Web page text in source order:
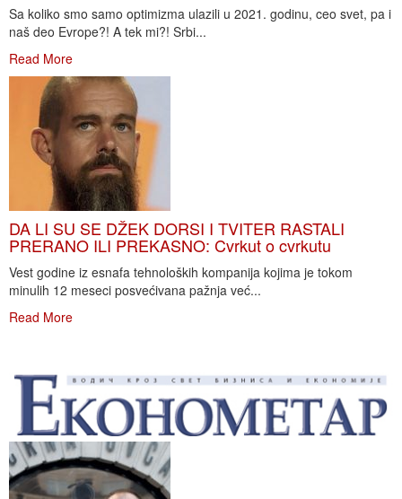
Sa koliko smo samo optimizma ulazili u 2021. godinu, ceo svet, pa i
naš deo Evrope?! A tek mi?! Srbi...
Read More
DA LI SU SE DŽEK DORSI I TVITER RASTALI
PRERANO ILI PREKASNO: Cvrkut o cvrkutu
Vest godine iz esnafa tehnoloških kompanija kojima je tokom
minulih 12 meseci posvećivana pažnja već...
Read More